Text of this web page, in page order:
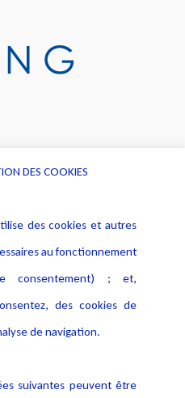
Publications
DES COOKIES
des cookies et autres
au fonctionnement
consentement) ; et,
des cookies de
de navigation.
suivantes peuvent être